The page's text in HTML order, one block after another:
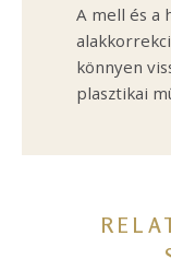
A mell és a
könnyen
plasztikai